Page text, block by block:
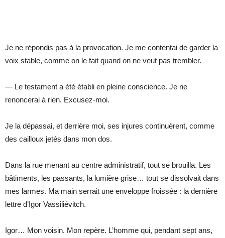
Je ne répondis pas à la provocation. Je me contentai de garder la
voix stable, comme on le fait quand on ne veut pas trembler.
— Le testament a été établi en pleine conscience. Je ne
renoncerai à rien. Excusez-moi.
Je la dépassai, et derrière moi, ses injures continuèrent, comme
des cailloux jetés dans mon dos.
Dans la rue menant au centre administratif, tout se brouilla. Les
bâtiments, les passants, la lumière grise… tout se dissolvait dans
mes larmes. Ma main serrait une enveloppe froissée : la dernière
lettre d’Igor Vassiliévitch.
Igor… Mon voisin. Mon repère. L’homme qui, pendant sept ans,